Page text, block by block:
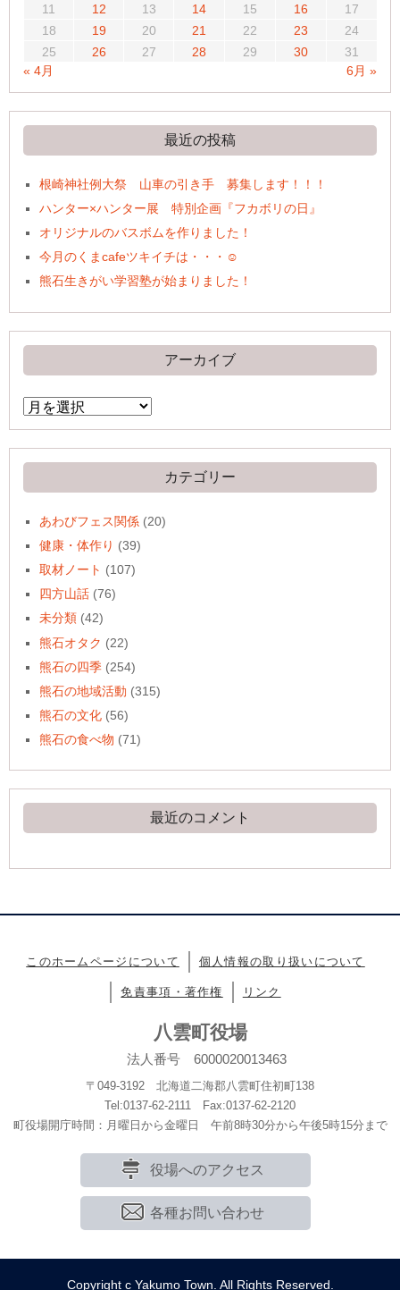
11
12 13 14 15 16
17
18
19 20 21 22 23
24
25
26 27 28 29 30
31
« 4月
6月 »
最近の投稿
根崎神社例大祭 山車の引き手 募集します！！！
ハンター×ハンター展 特別企画『フカボリの日』
オリジナルのバスボムを作りました！
今月のくまcafeツキイチは・・・☺
熊石生きがい学習塾が始まりました！
アーカイブ
ア
ー
イ
ブ
カテゴリー
あわびフェス関係 (20)
健康・体作り (39)
取材ノート (107)
四方山話 (76)
未分類 (42)
熊石オタク (22)
熊石の四季 (254)
熊石の地域活動 (315)
熊石の文化 (56)
熊石の食べ物 (71)
最近のコメント
このホームページについて 個人情報の取り扱いについて
免責事項・著作権 リンク
八雲町役場
法人番号 6000020013463
〒049-3192 北海道二海郡八雲町住初町138
Tel:0137-62-2111 Fax:0137-62-2120
町役場開庁時間：月曜日から金曜日 午前8時30分から午後5時15分まで
役場へのアクセス
各種お問い合わせ
Copyright c Yakumo Town. All Rights Reserved.